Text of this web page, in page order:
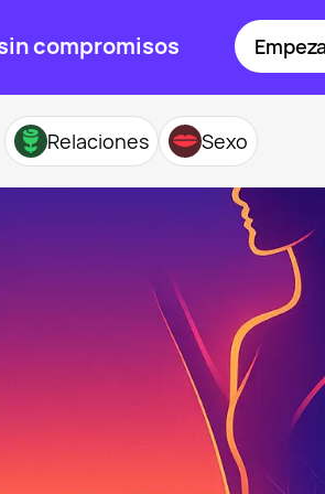
compromisos
Relaciones Sexo